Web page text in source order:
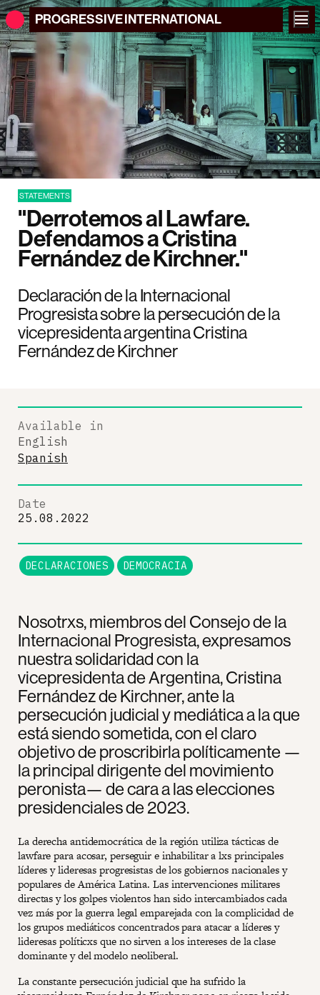
PROGRESSIVEINTERNATIONAL
STATEMENTS
"Derrotemos al Lawfare.
Defendamos a Cristina
Fernández de Kirchner."
Declaración de la Internacional
Progresista sobre la persecución de la
vicepresidenta argentina Cristina
Fernández de Kirchner
Nosotrxs, miembros del Consejo de la
Internacional Progresista, expresamos
nuestra solidaridad con la
vicepresidenta de Argentina, Cristina
Fernández de Kirchner, ante la
persecución judicial y mediática a la que
está siendo sometida, con el claro
objetivo de proscribirla políticamente —
la principal dirigente del movimiento
peronista— de cara a las elecciones
presidenciales de 2023.
La derecha antidemocrática de la región utiliza tácticas de
lawfare para acosar, perseguir e inhabilitar a lxs principales
líderes y lideresas progresistas de los gobiernos nacionales y
populares de América Latina. Las intervenciones militares
directas y los golpes violentos han sido intercambiados cada
vez más por la guerra legal emparejada con la complicidad de
los grupos mediáticos concentrados para atacar a líderes y
lideresas políticxs que no sirven a los intereses de la clase
dominante y del modelo neoliberal.
La constante persecución judicial que ha sufrido la
Available in
English
Spanish
Date
25.08.2022
DECLARACIONES DEMOCRACIA